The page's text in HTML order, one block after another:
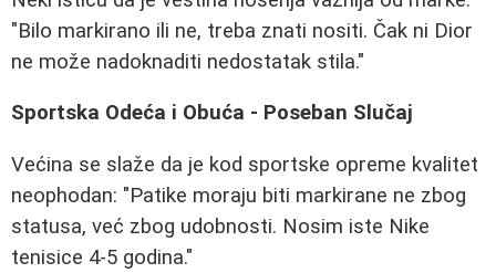
"Bilo markirano ili ne, treba znati nositi. Čak ni Dior
ne može nadoknaditi nedostatak stila."
Sportska Odeća i Obuća - Poseban Slučaj
Većina se slaže da je kod sportske opreme kvalitet
neophodan: "Patike moraju biti markirane ne zbog
statusa, već zbog udobnosti. Nosim iste Nike
tenisice 4-5 godina."